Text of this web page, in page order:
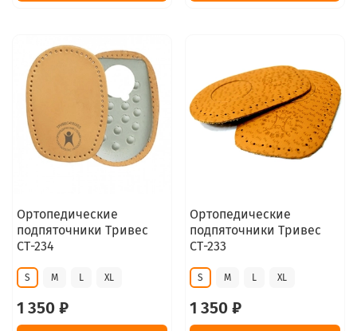
Ортопедические
подпяточники Тривес
СТ-234
S M L XL
1 350 ₽
Ортопедические
подпяточники Тривес
СТ-233
S M L XL
1 350 ₽